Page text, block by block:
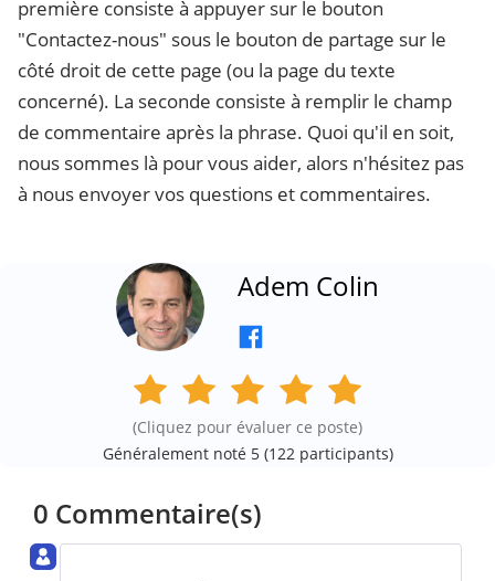
première consiste à appuyer sur le bouton
"Contactez-nous" sous le bouton de partage sur le
côté droit de cette page (ou la page du texte
concerné). La seconde consiste à remplir le champ
de commentaire après la phrase. Quoi qu'il en soit,
nous sommes là pour vous aider, alors n'hésitez pas
à nous envoyer vos questions et commentaires.
Adem Colin
(Cliquez pour évaluer ce poste)
Généralement noté 5 (122participants)
0 Commentaire(s)